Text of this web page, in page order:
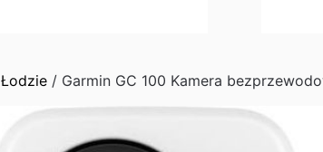
Łodzie / Garmin GC 100 Kamera